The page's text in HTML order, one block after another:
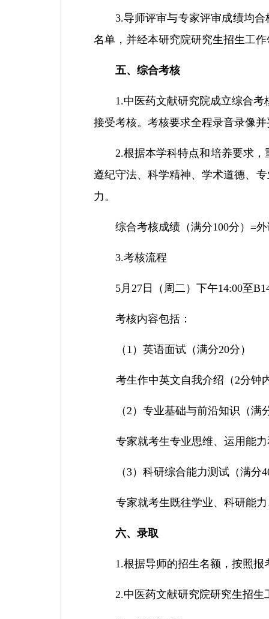
3.导师评审与专家评审成绩均合
名单，并经本研究院研究生招生工
五、综合考核
1.中医药文献研究院成立综合考
接受考核。考核要求全程录音录像并
2.根据本学科特点和培养要求
遵纪守法、科学精神、学术道德、
力。
综合考核成绩（满分100分） =
3.考核流程
5月27日（周 二 ） 下午14:00至
考核内容包括：
（ 1） 英语面试（满分20分）
考生作中英文自我介绍（2分钟
（2） 专业基础与前沿知识 （满
专家就考生专业思维、 运用能力
（3）科研综合能力测试（满分4
专家就考生既往学业、科研能
六、 录取
1.根据导师的招生名额，按照报
2.中医药文献研究院研究生招生